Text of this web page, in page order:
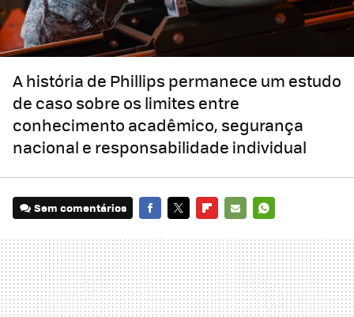
A história de Phillips permanece um estudo
de caso sobre os limites entre
conhecimento acadêmico, segurança
nacional e responsabilidade individual
Sem comentários
MAIL